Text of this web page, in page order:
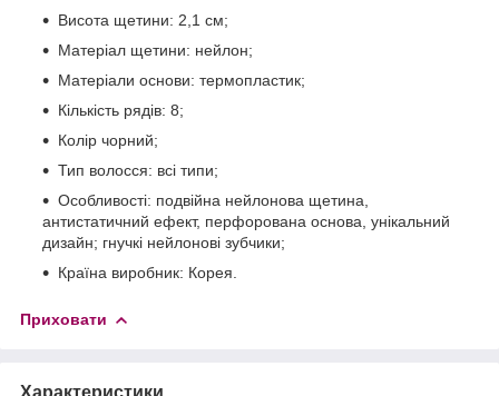
Висота щетини: 2,1 см;
Матеріал щетини: нейлон;
Матеріали основи: термопластик;
Кількість рядів: 8;
Колір чорний;
Тип волосся: всі типи;
Особливості: подвійна нейлонова щетина,
антистатичний ефект, перфорована основа, унікальний
дизайн; гнучкі нейлонові зубчики;
Країна виробник: Корея.
Приховати
Характеристики